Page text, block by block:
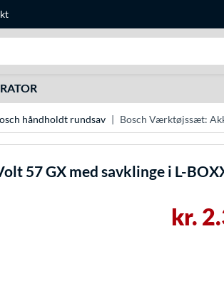
håndholdt rundsav Bosch Værktøjssæt:
57 GX med savklinge i L-
kr.